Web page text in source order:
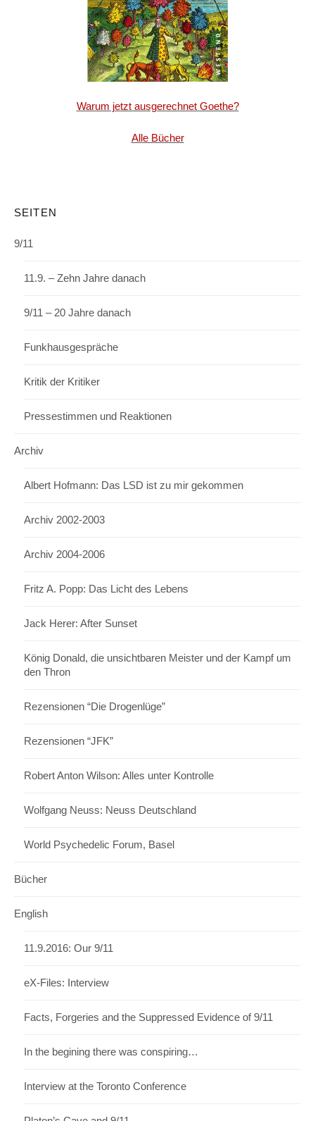
Warum jetzt ausgerechnet Goethe?
Alle Bücher
SEITEN
9/11
11.9. – Zehn Jahre danach
9/11 – 20 Jahre danach
Funkhausgespräche
Kritik der Kritiker
Pressestimmen und Reaktionen
Archiv
Albert Hofmann: Das LSD ist zu mir gekommen
Archiv 2002-2003
Archiv 2004-2006
Fritz A. Popp: Das Licht des Lebens
Jack Herer: After Sunset
König Donald, die unsichtbaren Meister und der Kampf um
den Thron
Rezensionen “Die Drogenlüge”
Rezensionen “JFK”
Robert Anton Wilson: Alles unter Kontrolle
Wolfgang Neuss: Neuss Deutschland
World Psychedelic Forum, Basel
Bücher
English
11.9.2016: Our 9/11
eX-Files: Interview
Facts, Forgeries and the Suppressed Evidence of 9/11
In the begining there was conspiring…
Interview at the Toronto Conference